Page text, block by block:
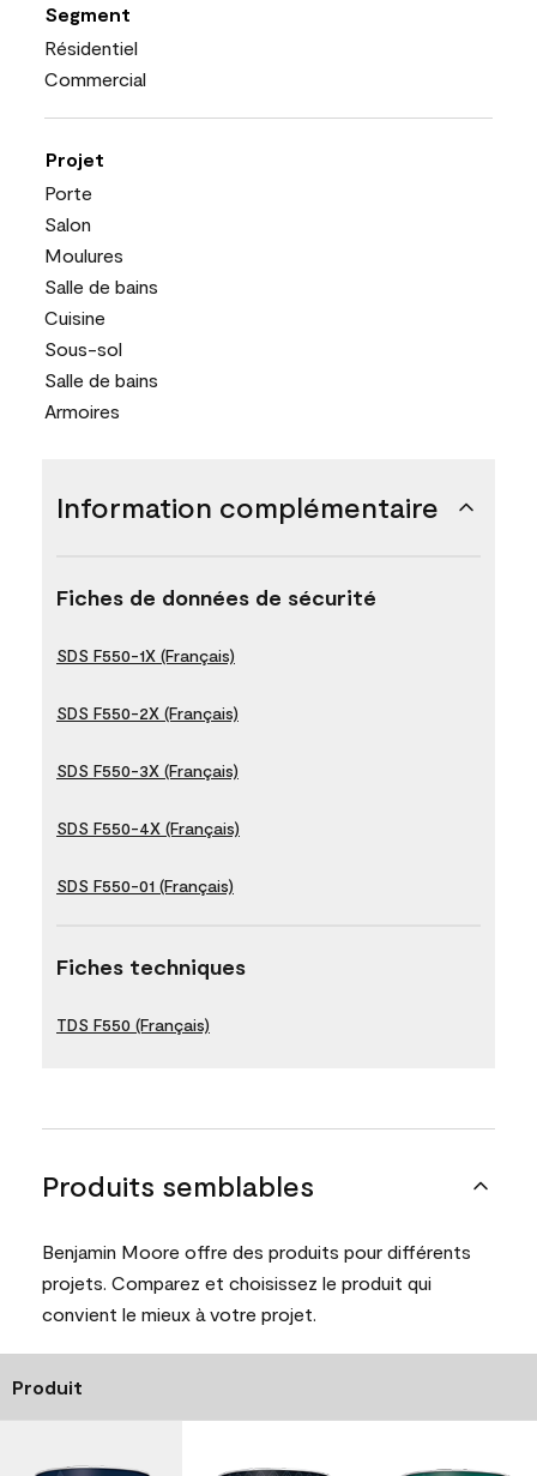
Segment
Résidentiel
Commercial
Projet
Porte
Salon
Moulures
Salle de bains
Cuisine
Sous-sol
Salle de bains
Armoires
Information complémentaire
Fiches de données de sécurité
SDS F550-1X (Français)
SDS F550-2X (Français)
SDS F550-3X (Français)
SDS F550-4X (Français)
SDS F550-01 (Français)
Fiches techniques
TDS F550 (Français)
Produits semblables
Benjamin Moore offre des produits pour différents
projets. Comparez et choisissez le produit qui
convient le mieux à votre projet.
Produit